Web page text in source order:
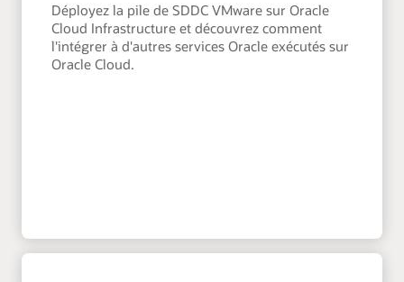
Déployez la pile de SDDC VMware sur Oracle
Cloud Infrastructure et découvrez comment
l'intégrer à d'autres services Oracle exécutés sur
Oracle Cloud.